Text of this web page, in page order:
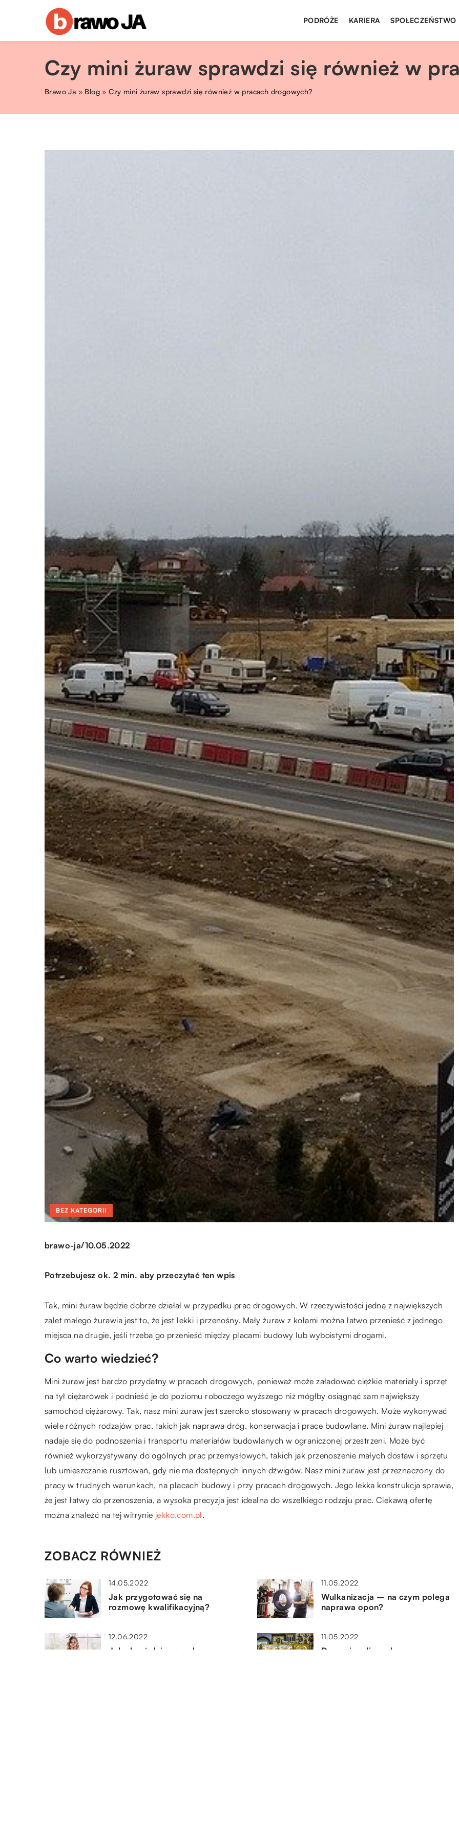
PODRÓŻE KARIERA SPOŁECZEŃSTWO
Czy mini żuraw sprawdzi się również w
Brawo Ja » Blog »Czy mini żuraw sprawdzi się również w pracach drogowych?
BEZ KATEGORII
brawo-ja/10.05.2022
Potrzebujesz ok. 2 min. aby przeczytać ten wpis
Tak, mini żuraw będzie dobrze działał w przypadku prac drogowych. W rzeczywistości jedną z największych
zalet małego żurawia jest to, że jest lekki i przenośny. Mały żuraw z kołami można łatwo przenieść z jednego
miejsca na drugie, jeśli trzeba go przenieść między placami budowy lub wyboistymi drogami.
Co warto wiedzieć?
Mini żuraw jest bardzo przydatny w pracach drogowych, ponieważ może załadować ciężkie materiały i sprzęt
na tył ciężarówek i podnieść je do poziomu roboczego wyższego niż mógłby osiągnąć sam największy
samochód ciężarowy. Tak, nasz mini żuraw jest szeroko stosowany w pracach drogowych. Może wykonywać
wiele różnych rodzajów prac, takich jak naprawa dróg, konserwacja i prace budowlane. Mini żuraw najlepiej
nadaje się do podnoszenia i transportu materiałów budowlanych w ograniczonej przestrzeni. Może być
również wykorzystywany do ogólnych prac przemysłowych, takich jak przenoszenie małych dostaw i sprzętu
lub umieszczanie rusztowań, gdy nie ma dostępnych innych dźwigów. Nasz mini żuraw jest przeznaczony do
pracy w trudnych warunkach, na placach budowy i przy pracach drogowych. Jego lekka konstrukcja sprawia,
że jest łatwy do przenoszenia, a wysoka precyzja jest idealna do wszelkiego rodzaju prac. Ciekawą ofertę
można znaleźć na tej witrynie jekko.com.pl.
ZOBACZ RÓWNIEŻ
14.05.2022
Jak przygotować się na
rozmowę kwalifikacyjną?
11.05.2022
Wulkanizacja – na czym polega
naprawa opon?
12.06.2022
Jak ubrać dziewczynkę na
11.05.2022
Dewocjonalia w domu – co